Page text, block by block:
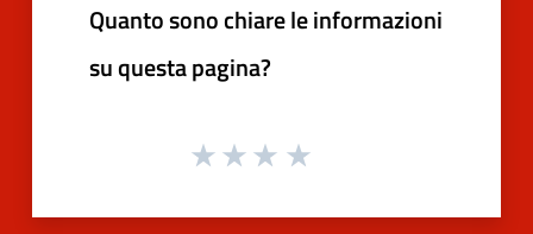
Quanto sono chiare le informazioni
su questa pagina?